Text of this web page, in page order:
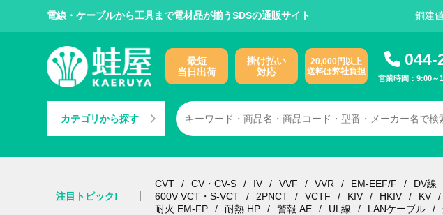
電線・ケーブルから工具まで電材品が揃うSDSの通販サイト 銅建
最短
当日出荷
掛け払い
対応
20,000円以上
送料は弊社負担
044-
営業時間：9:00～
カテゴリから探す
注目トピック!
CVT CV・CV-S IV VVF VVR EM-EEF/F DV線
600V VCT・S-VCT
2PNCT VCTF KIV HKIV KV
耐火 EM-FP
耐熱 HP 警報 AE UL線 LANケーブル